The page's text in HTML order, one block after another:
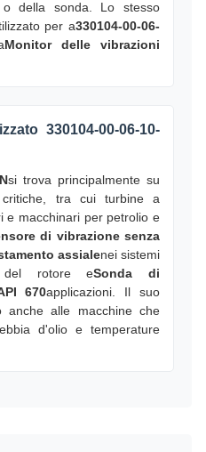
della sonda. Lo stesso
per a330104-00-06-
Monitor delle vibrazioni
330104-00-06-10-
si trova principalmente su
critiche, tra cui turbine a
e macchinari per petrolio e
di vibrazione senza
assialenei sistemi
del rotore eSonda di
670applicazioni. Il suo
anche alle macchine che
d'olio e temperature